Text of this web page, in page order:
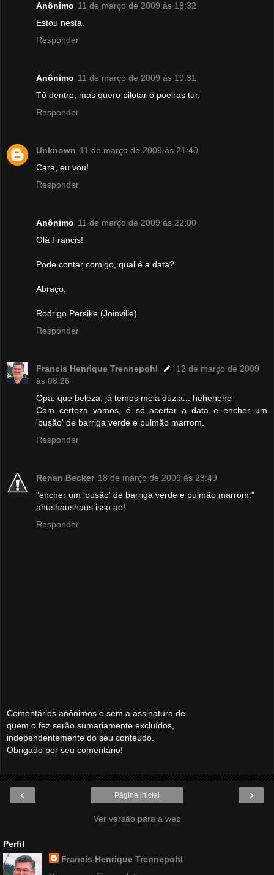
Anônimo 11 de março de 2009 às 18:32
Estou nesta.
Responder
Anônimo 11 de março de 2009 às 19:31
Tô dentro, mas quero pilotar o poeiras tur.
Responder
Unknown 11 de março de 2009 às 21:40
Cara, eu vou!
Responder
Anônimo 11 de março de 2009 às 22:00
Olá Francis!
Pode contar comigo, qual é a data?
Abraço,
Rodrigo Persike (Joinville)
Responder
Francis Henrique Trennepohl
12 de março de 2009
às 08:26
Opa, que beleza, já temos meia dúzia... hehehehe
Com certeza vamos, é só acertar a data e encher um
'busão' de barriga verde e pulmão marrom.
Responder
Renan Becker 18 de março de 2009 às 23:49
"encher um 'busão' de barriga verde e pulmão marrom."
ahushaushaus isso ae!
Responder
Comentários anônimos e sem a assinatura de
quem o fez serão sumariamente excluídos,
independentemente do seu conteúdo.
Obrigado por seu comentário!
‹ ›
Página inicial
Ver versão para a web
Perfil
Francis Henrique Trennepohl